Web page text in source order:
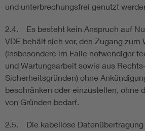
und unterbrechungsfrei genutzt
2.4. Es besteht kein Anspruch auf
VDE behält sich vor, den Zugang zum
(insbesondere im Falle notwendiger
und Wartungsarbeit sowie aus
Sicherheitsgründen) ohne
beschränken oder einzustellen, ohne
von Gründen bedarf.
2.5. Die kabellose Datenübertragung